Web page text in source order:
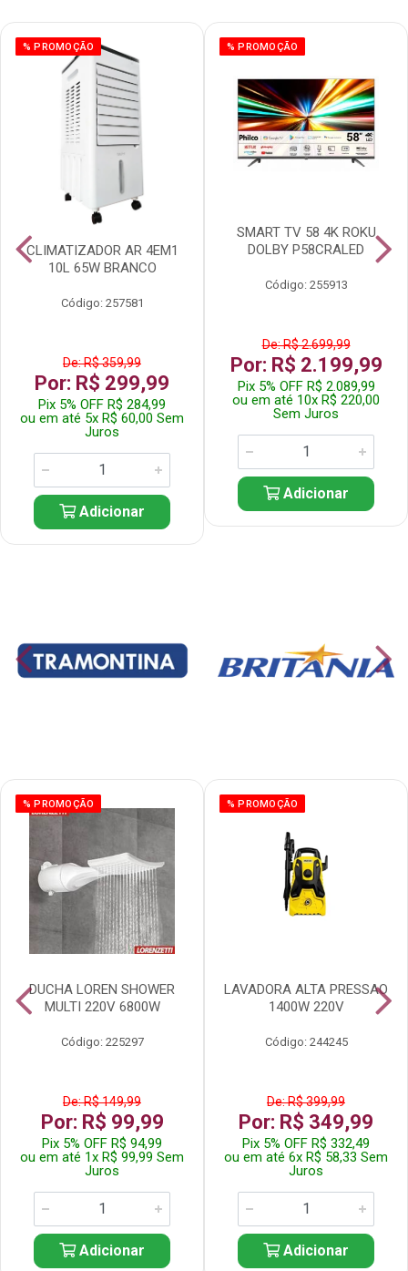
% PROMOÇÃO
CLIMATIZADOR AR 4EM1
10L 65W BRANCO
Código: 257581
De: R$ 359,99
Por: R$ 299,99
Pix 5% OFF R$ 284,99
ou em até 5x R$ 60,00 Sem
Juros
Adicionar
% PROMOÇÃO
SMART TV 58 4K ROKU
DOLBY P58CRALED
Código: 255913
De: R$ 2.699,99
Por: R$ 2.199,99
Pix 5% OFF R$ 2.089,99
ou em até 10x R$ 220,00
Sem Juros
Adicionar
% PROMOÇÃO
DUCHA LOREN SHOWER
MULTI 220V 6800W
Código: 225297
De: R$ 149,99
Por: R$ 99,99
Pix 5% OFF R$ 94,99
ou em até 1x R$ 99,99 Sem
Juros
Adicionar
% PROMOÇÃO
LAVADORA ALTA PRESSAO
1400W 220V
Código: 244245
De: R$ 399,99
Por: R$ 349,99
Pix 5% OFF R$ 332,49
ou em até 6x R$ 58,33 Sem
Juros
Adicionar